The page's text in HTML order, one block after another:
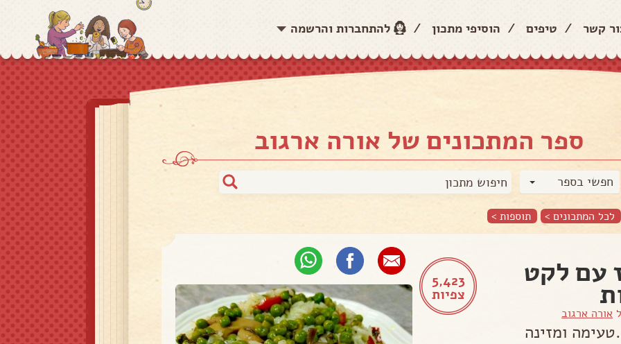
קשר / טיפים / הוסיפי מתכון / להתחברות והרשמה
ספר המתכונים של אורה ארגוב
חפשי בספר
לכל המתכונים > תוספות >
5,423
צפיות
עם לקט
אורה ארגוב
ומזינה